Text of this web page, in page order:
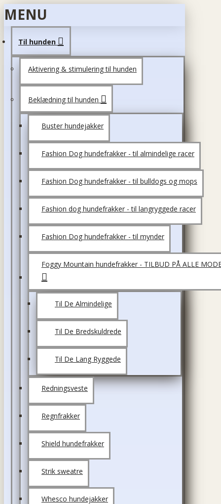
MENU
Til hunden
Aktivering & stimulering til hunden
Beklædning til hunden
Buster hundejakker
Fashion Dog hundefrakker - til almindelige racer
Fashion Dog hundefrakker - til bulldogs og mops
Fashion dog hundefrakker - til langryggede racer
Fashion Dog hundefrakker - til mynder
Foggy Mountain hundefrakker - TILBUD PÅ ALLE
Til De Almindelige
Til De Bredskuldrede
Til De Lang Ryggede
Redningsveste
Regnfrakker
Shield hundefrakker
Strik sweatre
Whesco hundejakker